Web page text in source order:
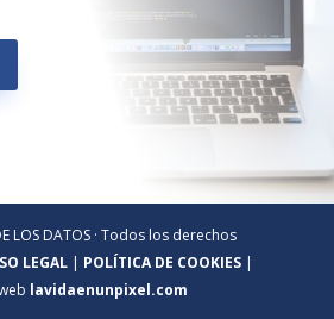
LOS DATOS · Todos los derechos
LEGAL| POLÍTICA DE COOKIES|
lavidaenunpixel.com